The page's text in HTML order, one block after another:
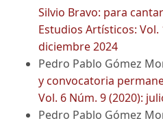
Silvio Bravo: para
Estudios Artísticos: Vol.
diciembre 2024
Pedro Pablo Gómez
y convocatoria
Vol. 6 Núm. 9 (2020):
Pedro Pablo Gómez